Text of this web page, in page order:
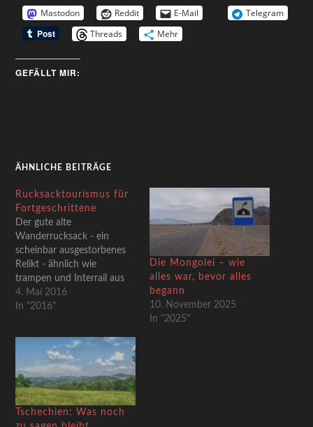
Mastodon Reddit E-Mail
Telegram
Threads
Mehr
GEFÄLLT MIR:
ÄHNLICHE BEITRÄGE
Rucksacktourismus für
Fortgeschrittene
Der gute alte
Wanderrucksack - ein
scheinbar ausgestorbenes
Relikt - ähnlich wie
trampen und Interrail aus
einer untergegangenen
Welt jenseits des
der Trollimacht mit
schauerlich dröhnendem
Krawall die Herrschaft
unter den Reisenden
übernommen. So assoziiert
man mit
4. Mai 2016
In "2016"
Die Mongolei – wie
alles war, bevor alles
begann
10. November 2025
In "2025"
Tschechien: Was noch